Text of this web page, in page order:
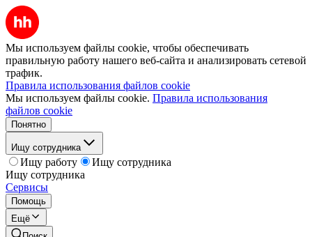
Мы используем файлы cookie, чтобы обеспечивать
правильную работу нашего веб-сайта и анализировать сетевой
трафик.
Правила использования файлов cookie
Мы используем файлы cookie. Правила использования
файлов cookie
Понятно
Ищу сотрудника
Ищу работу
Ищу сотрудника
Ищу сотрудника
Сервисы
Помощь
Ещё